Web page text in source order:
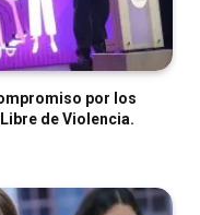
por los
de Violencia.